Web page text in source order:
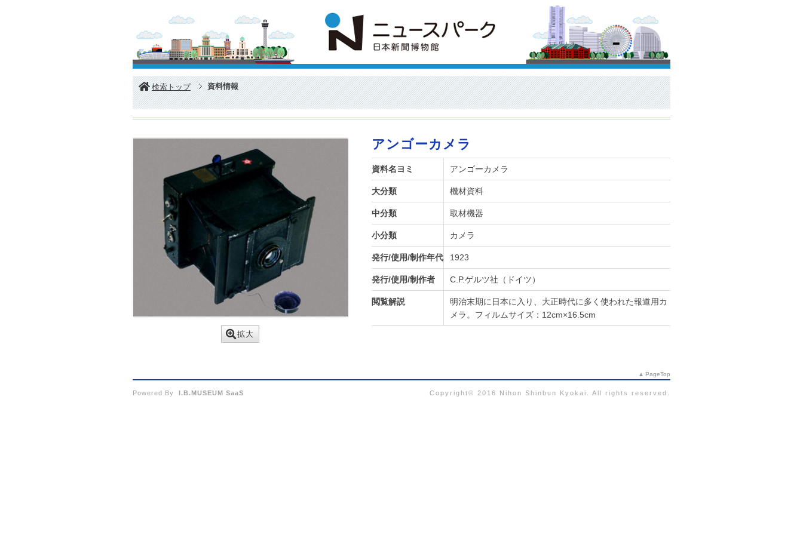
検索トップ 資料情報
拡大
アンゴーカメラ
資料名ヨミ アンゴーカメラ
大分類 機材資料
中分類 取材機器
小分類 カメラ
発行/使用/制作年代 1923
発行/使用/制作者 C.P.ゲルツ社（ドイツ）
閲覧解説
明治末期に日本に入り、大正時代に多く使われた報道用カ
メラ。フィルムサイズ：12cm×16.5cm
PageTop
Copyright© 2016 Nihon Shinbun Kyokai. All rights reserved.
Powered By I.B.MUSEUM SaaS